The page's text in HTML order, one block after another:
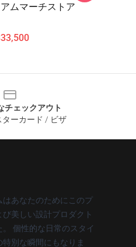
ムマーチストア
チェックアウト
ターカード / ビザ
あなたのためにこのプ
美しい設計プロダクト
個性的な日常のスタイ
別な瞬間にもなりま